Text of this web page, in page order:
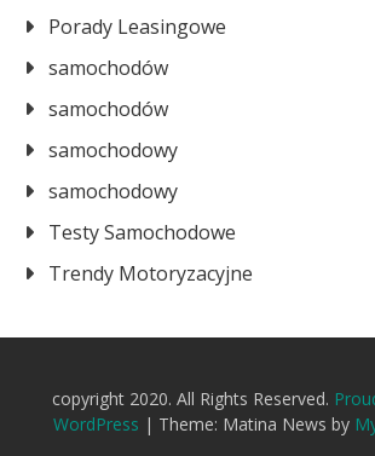
Porady Leasingowe
samochodów
samochodów
samochodowy
samochodowy
Testy Samochodowe
Trendy Motoryzacyjne
copyright 2020. All Rights Reserved.
WordPress | Theme: Matina News by